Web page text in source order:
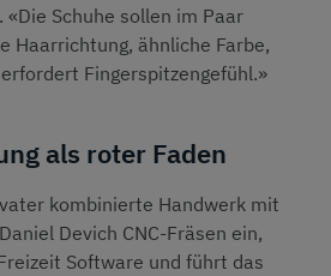
«Die Schuhe sollen im Paar
Haarrichtung, ähnliche Farbe,
Fingerspitzengefühl.»
als roter Faden
kombinierte Handwerk mit
Devich CNC-Fräsen ein,
Software und führt das